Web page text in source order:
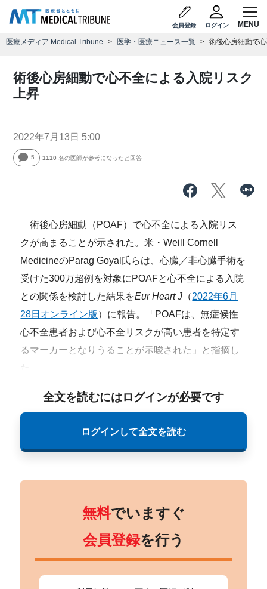
会員登録 ログイン
医療メディア Medical Tribune 医学・医療ニュース一覧 術後心房細動で
術後心房細動で心不全による入院リスク
上昇
2022年7月13日 5:00
5 1110 名の医師が参考になったと回答
術後心房細動（POAF）で心不全による入院リス
クが高まることが示された。米・Weill Cornell
MedicineのParag Goyal氏らは、心臓／非心臓手術を
受けた300万超例を対象にPOAFと心不全による入院
との関係を検討した結果をEur Heart J （2022年6月
28日オンライン版 ）に報告。「POAFは、無症候性
心不全患者および心不全リスクが高い患者を特定す
るマーカーとなりうることが示唆された」と指摘し
た。
全文を読むにはログインが必要です
ログインして全文を読む
無料でいますぐ
会員登録を行う